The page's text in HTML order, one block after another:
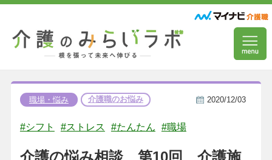
職場・悩み 介護職のお悩み 2020/12/03
#シフト #ストレス #たんたん #職場
介護の悩み相談 第10回 介護施